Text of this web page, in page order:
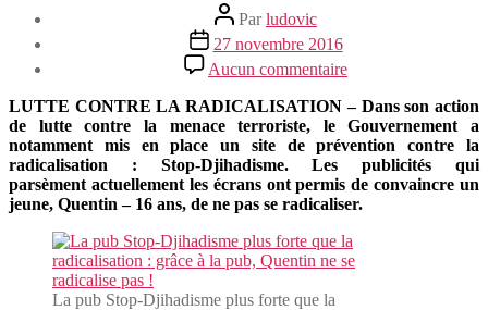
Auteur
de
l’article
Parludovic
Date
de
l’article
27 novembre 2016
Aucun commentaire
Stop
Djihadisme
:
convaincu
par
la
pub,
ne
se
LUTTE CONTRE LA RADICALISATION – Dans son action
de lutte contre la menace terroriste, le Gouvernement a
notamment mis en place un site de prévention contre la
radicalisation : Stop-Djihadisme. Les publicités qui
parsèment actuellement les écrans ont permis de convaincre un
jeune, Quentin – 16 ans, de ne pas se radicaliser.
La pub Stop-Djihadisme plus forte que la